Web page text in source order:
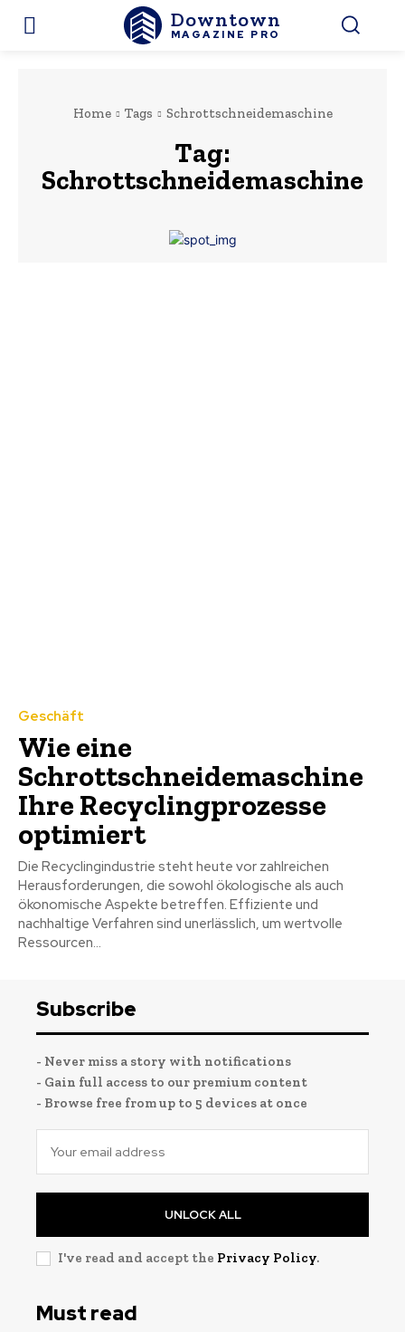
Downtown
MAGAZINE PRO
Home Tags Schrottschneidemaschine
Tag:
Schrottschneidemaschine
Geschäft
Wie eine
Schrottschneidemaschine
Ihre Recyclingprozesse
optimiert
Die Recyclingindustrie steht heute vor zahlreichen
Herausforderungen, die sowohl ökologische als auch
ökonomische Aspekte betreffen. Effiziente und
nachhaltige Verfahren sind unerlässlich, um wertvolle
Ressourcen...
Subscribe
- Never miss a story with notifications
- Gain full access to our premium content
- Browse free from up to 5 devices at once
UNLOCK ALL
I've read and accept the Privacy Policy.
Must read